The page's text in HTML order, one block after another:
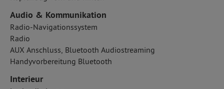
Audio & Kommunikation
Radio-Navigationssystem
Radio
AUX Anschluss, Bluetooth Audiostreaming
Handyvorbereitung Bluetooth
Interieur